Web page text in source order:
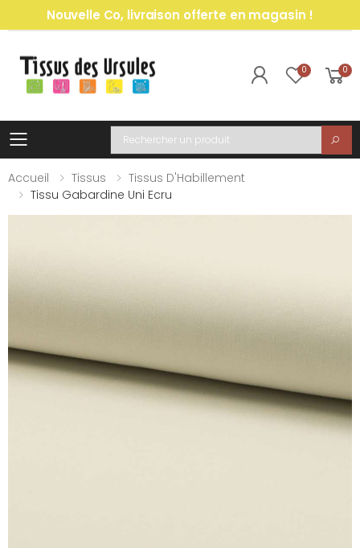
Nouvelle Co, livraison offerte en magasin !
0 0
Toggle mobile menu
Recherche
Accueil
Tissus
Tissus D'Habillement
Tissu Gabardine Uni Ecru